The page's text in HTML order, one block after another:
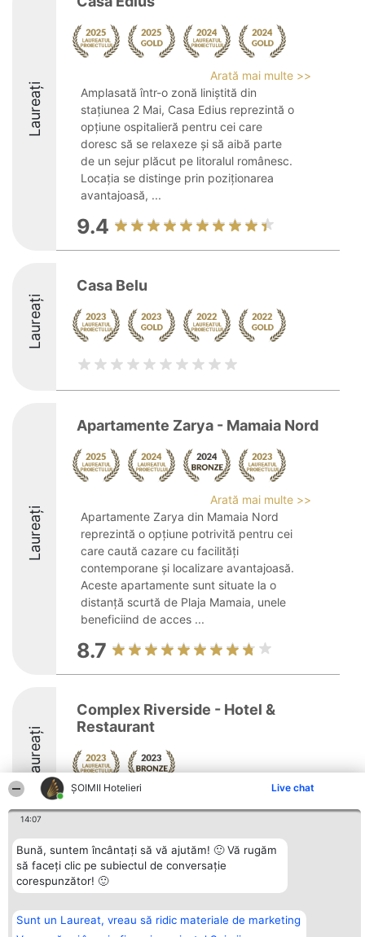
ȘOIMII Hotelieri Live chat
14:07
Bună, suntem încântați să vă ajutăm! 🙂 Vă rugăm
să faceți clic pe subiectul de conversație
corespunzător! 🙂
Sunt un Laureat, vreau să ridic materiale de marketing
Laureați
Arată mai multe >>
Amplasată într-o zonă liniștită din
stațiunea 2 Mai, Casa Edius reprezintă o
opțiune ospitalieră pentru cei care
doresc să se relaxeze și să aibă parte
de un sejur plăcut pe litoralul românesc.
Locația se distinge prin poziționarea
avantajoasă, ...
9.4
Laureați
Casa Belu
Laureați
Apartamente Zarya - Mamaia Nord
Arată mai multe >>
Apartamente Zarya din Mamaia Nord
reprezintă o opțiune potrivită pentru cei
care caută cazare cu facilități
contemporane și localizare avantajoasă.
Aceste apartamente sunt situate la o
distanță scurtă de Plaja Mamaia, unele
beneficiind de acces ...
8.7
Laureați
Complex Riverside - Hotel &
Restaurant
Organizator Ranking
BRIGHT SOLUTIONS BR SRL
Aleea Timisul De Sus 2 Bl. A30
București
CUI 36737675
Plebiscyt
Reguli
Statut